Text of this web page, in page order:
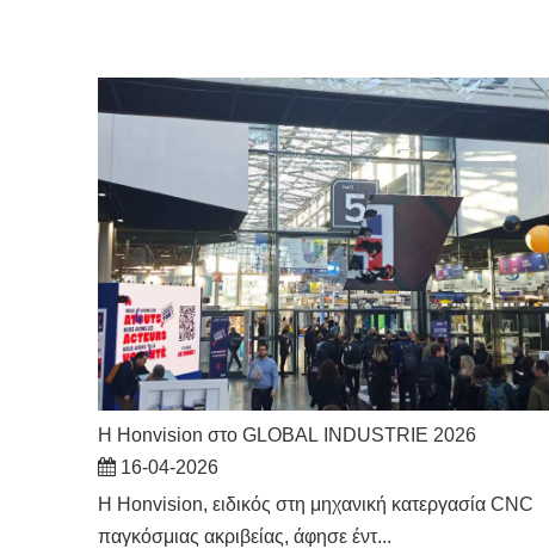
Η Honvision στο GLOBAL INDUSTRIE 2026
16-04-2026
Η Honvision, ειδικός στη μηχανική κατεργασία CNC
παγκόσμιας ακριβείας, άφησε έντ...